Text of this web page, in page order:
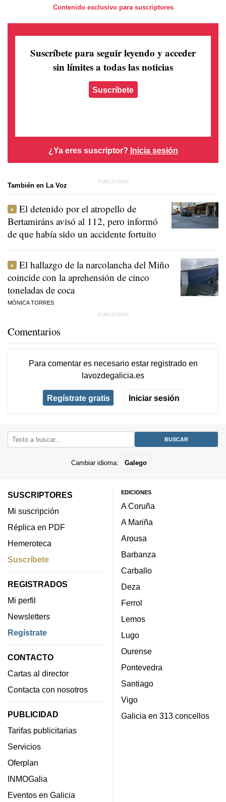
Contenido exclusivo para suscriptores
Suscríbete para seguir leyendo y acceder
sin límites a todas las noticias
Suscríbete
¿Ya eres suscriptor? Inicia sesión
También en La Voz
El detenido por el atropello de
Bertamiráns avisó al 112, pero informó
de que había sido un accidente fortuito
El hallazgo de la narcolancha del Miño
coincide con la aprehensión de cinco
toneladas de coca
MÓNICA TORRES
Comentarios
Para comentar es necesario estar registradoen
lavozdegalicia.es
Regístrate gratis Iniciar sesión
Cambiar idioma: Galego
SUSCRIPTORES
Mi suscripción
Réplica en PDF
Hemeroteca
Suscríbete
REGISTRADOS
Mi perfil
Newsletters
Regístrate
CONTACTO
Cartas al director
Contacta con nosotros
PUBLICIDAD
Tarifas publicitarias
Servicios
Oferplan
INMOGalia
Eventos en Galicia
EDICIONES
A Coruña
A Mariña
Arousa
Barbanza
Carballo
Deza
Ferrol
Lemos
Lugo
Ourense
Pontevedra
Santiago
Vigo
Galicia en 313 concellos